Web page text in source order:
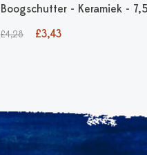
Boogschutter - Keramiek -
£4,28 £3,43